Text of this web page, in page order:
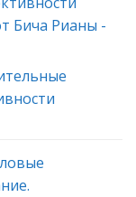
Бича Рианы -